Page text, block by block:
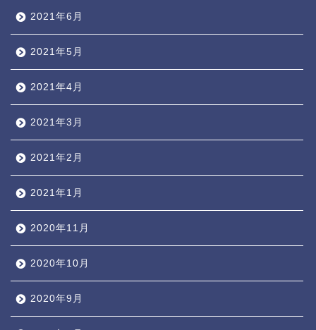
2021年6月
2021年5月
2021年4月
2021年3月
2021年2月
2021年1月
2020年11月
2020年10月
2020年9月